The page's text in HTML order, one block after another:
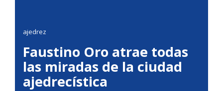
ajedrez
Faustino Oro atrae todas
las miradas de la ciudad
ajedrecística